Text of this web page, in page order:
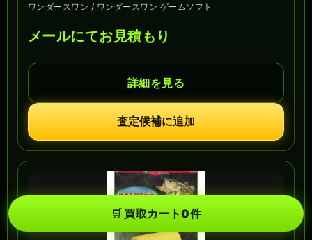
ワンダースワン / ワンダースワン ゲームソフト
メールにてお見積もり
詳細を見る
査定候補に追加
🛒 買取カート0件